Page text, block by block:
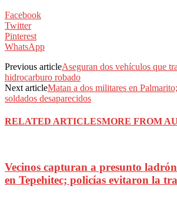
Facebook
Twitter
Pinterest
WhatsApp
Previous articleAseguran dos vehículos que
hidrocarburo robado
Next articleMatan a dos militares en
soldados desaparecidos
RELATED ARTICLESMORE FROM
Vecinos capturan a presunto
en Tepehitec; policías evitaron la